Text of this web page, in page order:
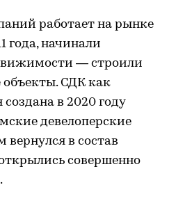
работает на рынке
года, начинали
— строили
СДК как
в 2020 году
девелоперские
в состав
совершенно